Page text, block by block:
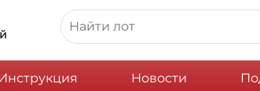
Инструкция Новости